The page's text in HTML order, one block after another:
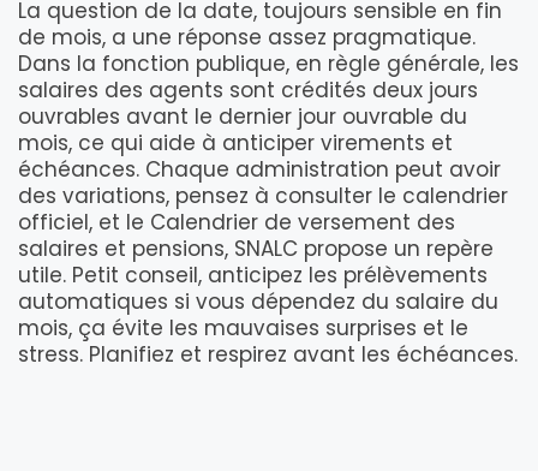
La question de la date, toujours sensible en fin
de mois, a une réponse assez pragmatique.
Dans la fonction publique, en règle générale, les
salaires des agents sont crédités deux jours
ouvrables avant le dernier jour ouvrable du
mois, ce qui aide à anticiper virements et
échéances. Chaque administration peut avoir
des variations, pensez à consulter le calendrier
officiel, et le Calendrier de versement des
salaires et pensions, SNALC propose un repère
utile. Petit conseil, anticipez les prélèvements
automatiques si vous dépendez du salaire du
mois, ça évite les mauvaises surprises et le
stress. Planifiez et respirez avant les échéances.